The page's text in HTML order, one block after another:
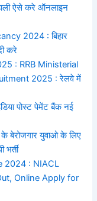
ऐसे करे ऑनलाइन
2024 : बिहार
करे
: RRB Ministerial
2025 : रेलवे में
पोस्ट पेमेंट बैंक नई
बेरोजगार युवाओ के लिए
भर्ती
2024 : NIACL
Online Apply for